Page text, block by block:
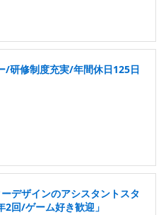
/研修制度充実/年間休日125日
デザインのアシスタントスタ
回/ゲーム好き歓迎」